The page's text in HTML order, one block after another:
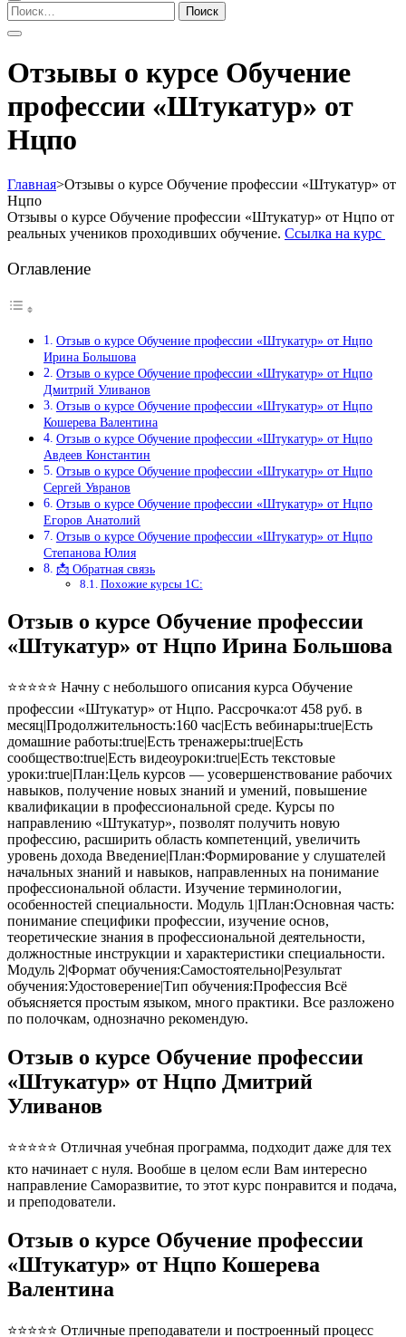
Найти:
Отзывы о курсе Обучение
профессии «Штукатур» от
Нцпо
Главная>Отзывы о курсе Обучение профессии «Штукатур» от
Нцпо
Отзывы о курсе Обучение профессии «Штукатур» от Нцпо от
реальных учеников проходивших обучение. Ссылка на курс
Оглавление
Отзыв о курсе Обучение профессии «Штукатур» от Нцпо
Ирина Большова
Отзыв о курсе Обучение профессии «Штукатур» от Нцпо
Дмитрий Уливанов
Отзыв о курсе Обучение профессии «Штукатур» от Нцпо
Кошерева Валентина
Отзыв о курсе Обучение профессии «Штукатур» от Нцпо
Авдеев Константин
Отзыв о курсе Обучение профессии «Штукатур» от Нцпо
Сергей Увранов
Отзыв о курсе Обучение профессии «Штукатур» от Нцпо
Егоров Анатолий
Отзыв о курсе Обучение профессии «Штукатур» от Нцпо
Степанова Юлия
📩 Обратная связь
Похожие курсы 1С:
Отзыв о курсе Обучение профессии
«Штукатур» от Нцпо Ирина Большова
⭐⭐⭐⭐⭐ Начну с небольшого описания курса Обучение
профессии «Штукатур» от Нцпо. Рассрочка:от 458 руб. в
месяц|Продолжительность:160 час|Есть вебинары:true|Есть
домашние работы:true|Есть тренажеры:true|Есть
сообщество:true|Есть видеоуроки:true|Есть текстовые
уроки:true|План:Цель курсов — усовершенствование рабочих
навыков, получение новых знаний и умений, повышение
квалификации в профессиональной среде. Курсы по
направлению «Штукатур», позволят получить новую
профессию, расширить область компетенций, увеличить
уровень дохода Введение|План:Формирование у слушателей
начальных знаний и навыков, направленных на понимание
профессиональной области. Изучение терминологии,
особенностей специальности. Модуль 1|План:Основная часть:
понимание специфики профессии, изучение основ,
теоретические знания в профессиональной деятельности,
должностные инструкции и характеристики специальности.
Модуль 2|Формат обучения:Самостоятельно|Результат
обучения:Удостоверение|Тип обучения:Профессия Всё
объясняется простым языком, много практики. Все разложено
по полочкам, однозначно рекомендую.
Отзыв о курсе Обучение профессии
«Штукатур» от Нцпо Дмитрий
Уливанов
⭐⭐⭐⭐⭐ Отличная учебная программа, подходит даже для тех
кто начинает с нуля. Вообше в целом если Вам интересно
направление Саморазвитие, то этот курс понравится и подача,
и преподователи.
Отзыв о курсе Обучение профессии
«Штукатур» от Нцпо Кошерева
Валентина
⭐⭐⭐⭐⭐ Отличные преподаватели и построенный процесс